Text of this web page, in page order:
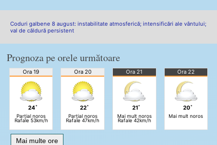
Coduri galbene 8 august: instabilitate atmosferică; intensificări ale vântului;
val de căldură persistent
Prognoza pe orele următoare
Ora 19
24˚
Parțial noros
Rafale 53km/h
Ora 20
22˚
Parțial noros
Rafale 47km/h
Ora 21
21˚
Mai mult noros
Rafale 42km/h
Ora 22
20˚
Mai mult noros
Mai multe ore